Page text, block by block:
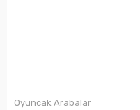
Oyuncak Arabalar